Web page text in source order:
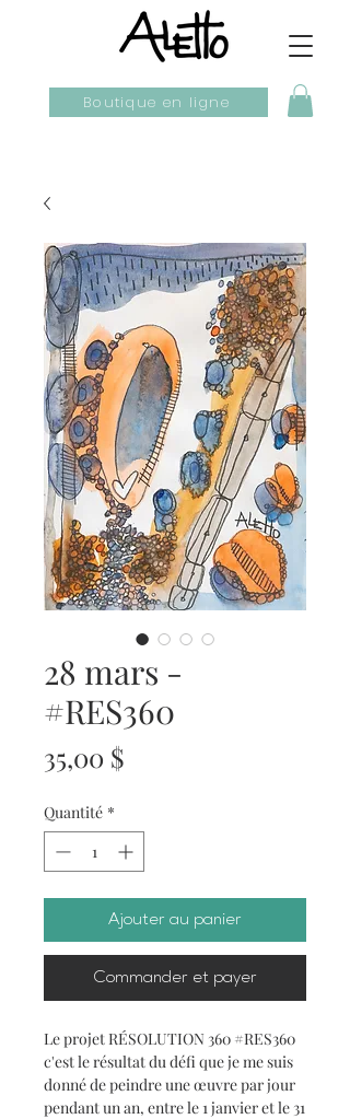
Boutique en ligne
28 mars -
#RES360
35,00 $
Quantité *
Ajouter au panier
Commander et payer
Le projet RÉSOLUTION 360 #RES360
c'est le résultat du défi que je me suis
donné de peindre une œuvre par jour
pendant un an, entre le 1 janvier et le 31